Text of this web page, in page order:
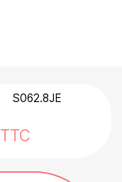
S062.8JE
TTC